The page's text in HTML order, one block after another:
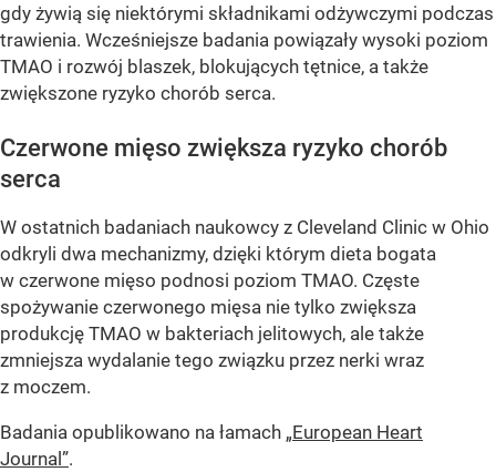
gdy żywią się niektórymi składnikami odżywczymi podczas
trawienia. Wcześniejsze badania powiązały wysoki poziom
TMAO i rozwój blaszek, blokujących tętnice, a także
zwiększone ryzyko chorób serca.
Czerwone mięso zwiększa ryzyko chorób
serca
W ostatnich badaniach naukowcy z Cleveland Clinic w Ohio
odkryli dwa mechanizmy, dzięki którym dieta bogata
w czerwone mięso podnosi poziom TMAO. Częste
spożywanie czerwonego mięsa nie tylko zwiększa
produkcję TMAO w bakteriach jelitowych, ale także
zmniejsza wydalanie tego związku przez nerki wraz
z moczem.
Badania opublikowano na łamach „European Heart
Journal”.